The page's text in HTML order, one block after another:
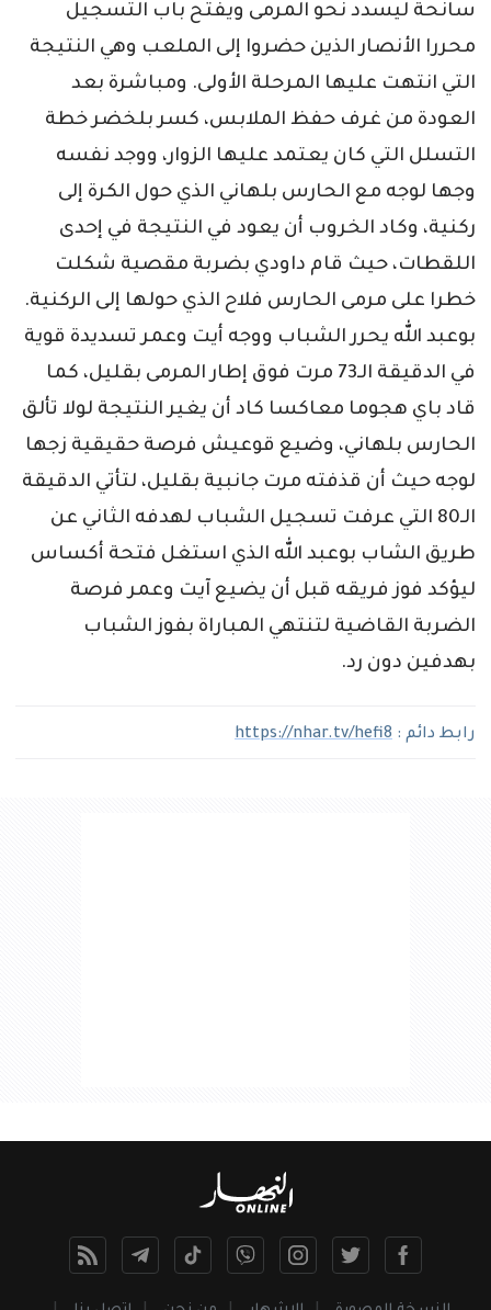
سانحة ليسدد نحو المرمى ويفتح باب التسجيل
محررا الأنصار الذين حضروا إلى الملعب وهي النتيجة
التي انتهت عليها المرحلة الأولى. ومباشرة بعد
العودة من غرف حفظ الملابس، كسر بلخضر خطة
التسلل التي كان يعتمد عليها الزوار، ووجد نفسه
وجها لوجه مع الحارس بلهاني الذي حول الكرة إلى
ركنية، وكاد الخروب أن يعود في النتيجة في إحدى
اللقطات، حيث قام داودي بضربة مقصية شكلت
خطرا على مرمى الحارس فلاح الذي حولها إلى الركنية.
بوعبد الله يحرر الشباب ووجه أيت وعمر تسديدة قوية
في الدقيقة الـ73 مرت فوق إطار المرمى بقليل، كما
قاد باي هجوما معاكسا كاد أن يغير النتيجة لولا تألق
الحارس بلهاني، وضيع قوعيش فرصة حقيقية زجها
لوجه حيث أن قذفته مرت جانبية بقليل، لتأتي الدقيقة
الـ80 التي عرفت تسجيل الشباب لهدفه الثاني عن
طريق الشاب بوعبد الله الذي استغل فتحة أكساس
ليؤكد فوز فريقه قبل أن يضيع آيت وعمر فرصة
الضربة القاضية لتنتهي المباراة بفوز الشباب
بهدفين دون رد.
رابط دائم : https://nhar.tv/hefi8